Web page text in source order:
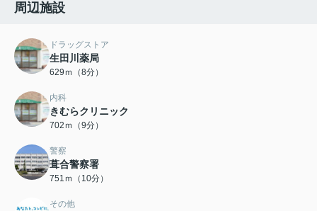
周辺施設
ドラッグストア
生田川薬局
629ｍ（8分）
内科
きむらクリニック
702ｍ（9分）
警察
葺合警察署
751ｍ（10分）
その他